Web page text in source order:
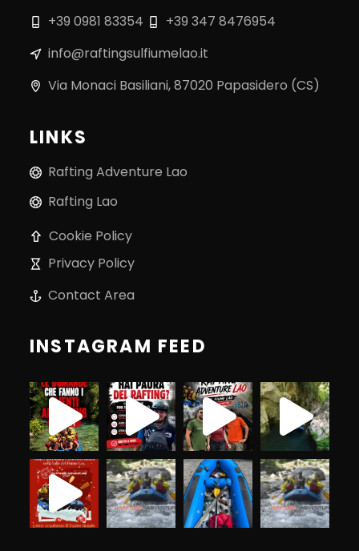
+39 0981 83354
+39 347 8476954
info@raftingsulfiumelao.it
Via Monaci Basiliani, 87020 Papasidero (CS)
LINKS
Rafting Adventure Lao
Rafting Lao
Cookie Policy
Privacy Policy
Contact Area
INSTAGRAM FEED